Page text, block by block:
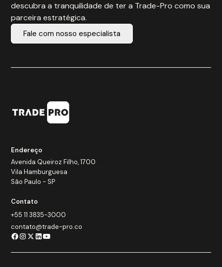
descubra a tranquilidade de ter a Trade-Pro como sua
parceira estratégica.
Fale com nosso especialista
Endereço
Avenida Queiroz Filho, 1700
Vila Hamburguesa
São Paulo - SP
Contato
+55 11 3835-3000
contato@trade-pro.co